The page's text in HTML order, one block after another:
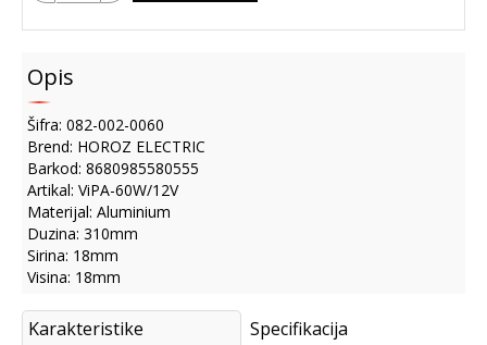
Opis
Šifra: 082-002-0060
Brend: HOROZ ELECTRIC
Barkod: 8680985580555
Artikal: ViPA-60W/12V
Materijal: Aluminium
Duzina: 310mm
Sirina: 18mm
Visina: 18mm
Karakteristike
Specifikacija